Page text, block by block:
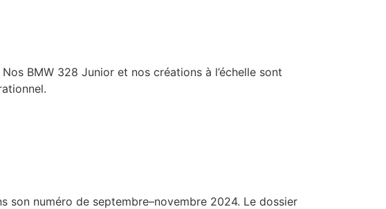
BMW 328 Junior et nos créations à l’échelle sont
son numéro de septembre–novembre 2024. Le dossier